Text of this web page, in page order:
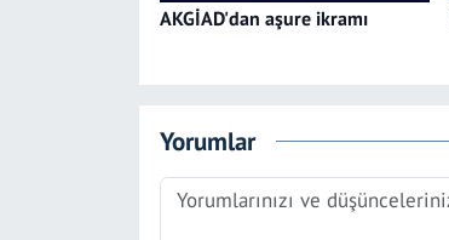
AKGİAD'dan aşure ikramı
Yorumlar